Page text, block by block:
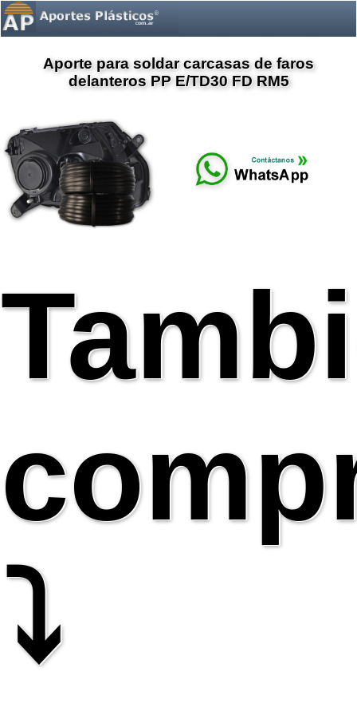
Aporte para soldar carcasas de faros
delanteros PP E/TD30 FD RM5
⤵